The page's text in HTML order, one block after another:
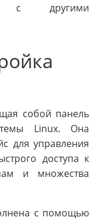
с другими
собой панель
Linux. Она
для управления
доступа к
и множества
с помощью